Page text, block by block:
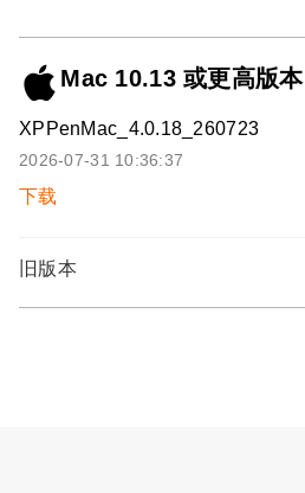
Mac 10.13 或更高版本
XPPenMac_4.0.18_260723
2026-07-31 10:36:37
下载
旧版本